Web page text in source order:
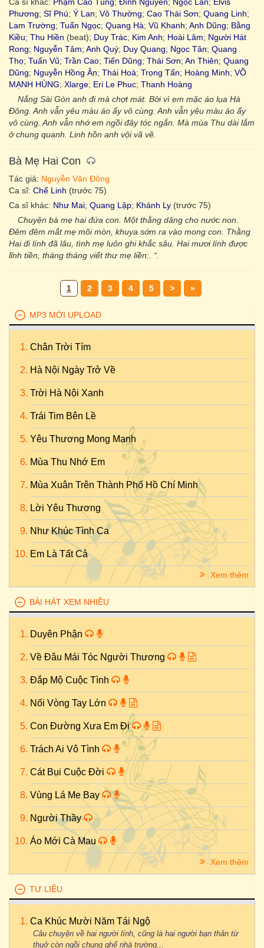
Phương; Sĩ Phú; Ý Lan; Vô Thường; Cao Thái Sơn; Quang Linh;
Lam Trường; Tuấn Ngọc; Quang Hà; Vũ Khanh; Anh Dũng; Bằng
Kiều; Thu Hiền (beat); Duy Trác; Kim Anh; Hoài Lâm; Người Hát
Rong; Nguyễn Tâm; Anh Quý; Duy Quang; Ngọc Tân; Quang
Thọ; Tuấn Vũ; Trần Cao; Tiến Dũng; Thái Sơn; An Thiên; Quang
Dũng; Nguyễn Hồng Ân; Thái Hoà; Trọng Tấn; Hoàng Minh; VÕ
MẠNH HÙNG; Xlarge; Eri Le Phuc; Thanh Hoàng
Nắng Sài Gòn anh đi mà chợt mát. Bởi vì em mặc áo lụa Hà
Đông. Anh vẫn yêu màu áo ấy vô cùng. Anh vẫn yêu màu áo ấy
vô cùng. Anh vẫn nhớ em ngồi đây tóc ngắn. Mà mùa Thu dài lắm
ở chung quanh. Linh hồn anh vội vã vẽ.
Bà Mẹ Hai Con
Tác giả: Nguyễn Văn Đông
Ca sĩ: Chế Linh (trước 75)
Ca sĩ khác: Như Mai; Quang Lập; Khánh Ly (trước 75)
Chuyện bà mẹ hai đứa con. Một thằng dâng cho nước non.
Đêm đêm mắt mẹ mõi mòn, khuya sớm ra vào mong con. Thằng
Hai đi lính đã lâu, tình mẹ luôn ghi khắc sâu. Hai mươi lính được
lĩnh tiền, tháng tháng viết thư mẹ liền:. “.
1 2 3 4 5 > »
MP3 MỚI UPLOAD
Chân Trời Tím
Hà Nội Ngày Trở Về
Trời Hà Nội Xanh
Trái Tim Bên Lề
Yêu Thương Mong Manh
Mùa Thu Nhớ Em
Mùa Xuân Trên Thành Phố Hồ Chí Minh
Lời Yêu Thương
Như Khúc Tình Ca
Em Là Tất Cả
Xem thêm
BÀI HÁT XEM NHIỀU
Duyên Phận
Về Đâu Mái Tóc Người Thương
Đắp Mộ Cuộc Tình
Nối Vòng Tay Lớn
Con Đường Xưa Em Đi
Trách Ai Vô Tình
Cát Bụi Cuộc Đời
Vùng Lá Me Bay
Người Thầy
Áo Mới Cà Mau
Xem thêm
TƯ LIỆU
Ca Khúc Mười Năm Tái Ngộ
Câu chuyện về hai người lính, cũng là hai người bạn thân từ
thuở còn ngồi chung ghế nhà trường...